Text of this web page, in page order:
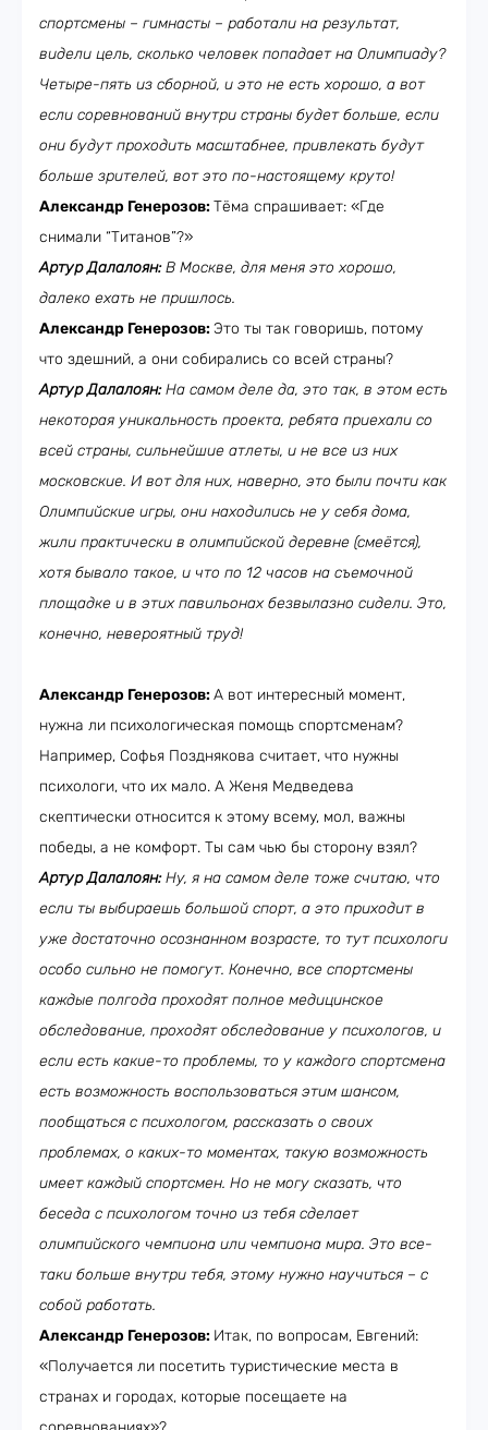
спортсмены – гимнасты – работали на результат,
видели цель, сколько человек попадает на Олимпиаду?
Четыре-пять из сборной, и это не есть хорошо, а вот
если соревнований внутри страны будет больше, если
они будут проходить масштабнее, привлекать будут
больше зрителей, вот это по-настоящему круто!
Александр Генерозов:Тёма спрашивает: «Где
снимали “Титанов”?»
Артур Далалоян:В Москве, для меня это хорошо,
далеко ехать не пришлось.
Александр Генерозов:Это ты так говоришь, потому
что здешний, а они собирались со всей страны?
Артур Далалоян:На самом деле да, это так, в этом есть
некоторая уникальность проекта, ребята приехали со
всей страны, сильнейшие атлеты, и не все из них
московские. И вот для них, наверно, это были почти как
Олимпийские игры, они находились не у себя дома,
жили практически в олимпийской деревне (смеётся),
хотя бывало такое, и что по 12 часов на съемочной
площадке и в этих павильонах безвылазно сидели. Это,
конечно, невероятный труд!
Александр Генерозов:А вот интересный момент,
нужна ли психологическая помощь спортсменам?
Например, Софья Позднякова считает, что нужны
психологи, что их мало. А Женя Медведева
скептически относится к этому всему, мол, важны
победы, а не комфорт. Ты сам чью бы сторону взял?
Артур Далалоян:Ну, я на самом деле тоже считаю, что
если ты выбираешь большой спорт, а это приходит в
уже достаточно осознанном возрасте, то тут психологи
особо сильно не помогут. Конечно, все спортсмены
каждые полгода проходят полное медицинское
обследование, проходят обследование у психологов, и
если есть какие-то проблемы, то у каждого спортсмена
есть возможность воспользоваться этим шансом,
пообщаться с психологом, рассказать о своих
проблемах, о каких-то моментах, такую возможность
имеет каждый спортсмен. Но не могу сказать, что
беседа с психологом точно из тебя сделает
олимпийского чемпиона или чемпиона мира. Это все-
таки больше внутри тебя, этому нужно научиться – с
собой работать.
Александр Генерозов: Итак, по вопросам, Евгений:
«Получается ли посетить туристические места в
странах и городах, которые посещаете на